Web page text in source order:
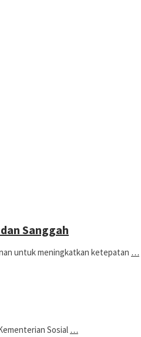
Sanggah
untuk meningkatkan ketepatan …
Sosial …